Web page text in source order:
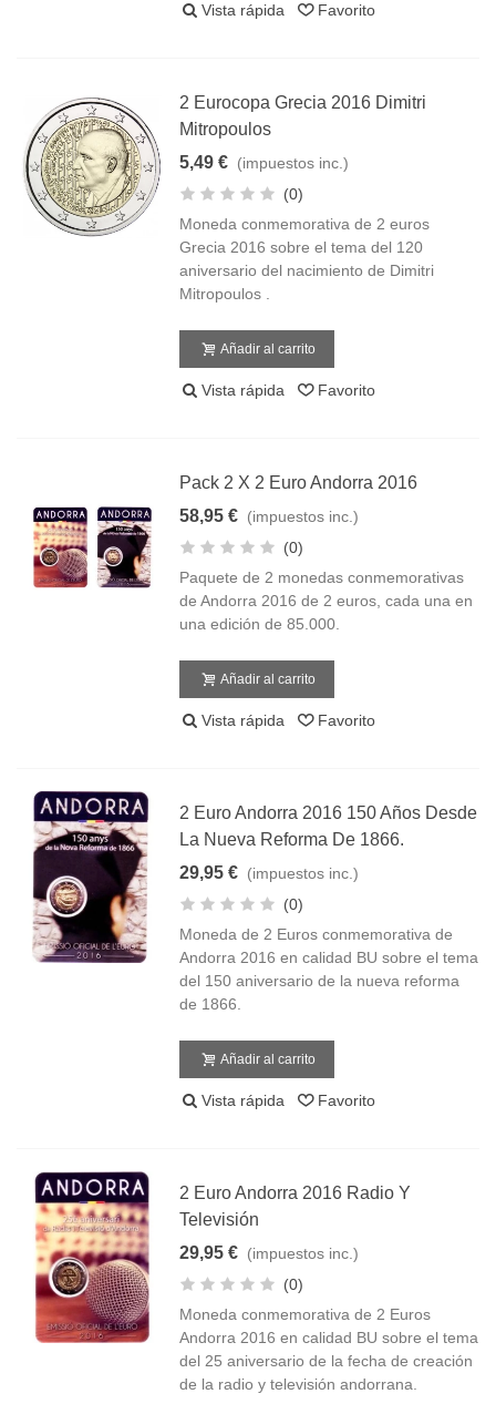
Vista rápida Favorito
2 Eurocopa Grecia 2016 Dimitri
Mitropoulos
5,49 € (impuestos inc.)
(0)
Moneda conmemorativa de 2 euros
Grecia 2016 sobre el tema del 120
aniversario del nacimiento de Dimitri
Mitropoulos .
Añadir al carrito
Vista rápida Favorito
Pack 2 X 2 Euro Andorra 2016
58,95 € (impuestos inc.)
(0)
Paquete de 2 monedas conmemorativas
de Andorra 2016 de 2 euros, cada una en
una edición de 85.000.
Añadir al carrito
Vista rápida Favorito
2 Euro Andorra 2016 150 Años Desde
La Nueva Reforma De 1866.
29,95 € (impuestos inc.)
(0)
Moneda de 2 Euros conmemorativa de
Andorra 2016 en calidad BU sobre el tema
del 150 aniversario de la nueva reforma
de 1866.
Añadir al carrito
Vista rápida Favorito
2 Euro Andorra 2016 Radio Y
Televisión
29,95 € (impuestos inc.)
(0)
Moneda conmemorativa de 2 Euros
Andorra 2016 en calidad BU sobre el tema
del 25 aniversario de la fecha de creación
de la radio y televisión andorrana.